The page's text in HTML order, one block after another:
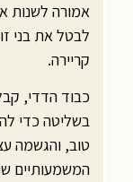
אמורה לשנות
לבטל את בני
קריירה.
כבוד הדדי,
בשליטה כדי
טוב, והגשמה
המשמעותיים